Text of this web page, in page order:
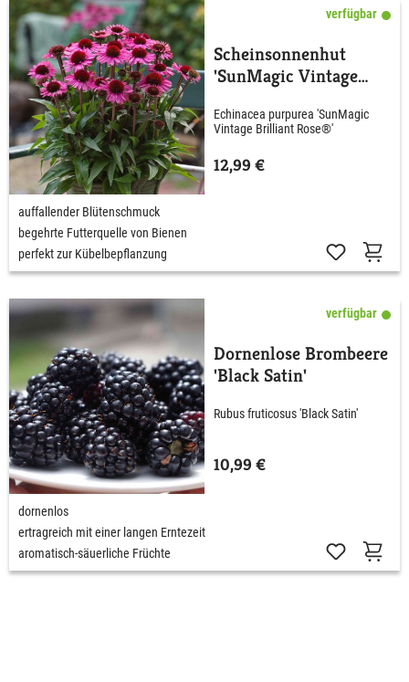
verfügbar
Scheinsonnenhut
'SunMagic Vintage
Echinacea purpurea 'SunMagic
Vintage Brilliant Rose®'
12,99 €
auffallender Blütenschmuck
begehrte Futterquelle von Bienen
perfekt zur Kübelbepflanzung
verfügbar
Dornenlose Brombeere
'Black Satin'
Rubus fruticosus 'Black Satin'
10,99 €
dornenlos
ertragreich mit einer langen Erntezeit
aromatisch-säuerliche Früchte